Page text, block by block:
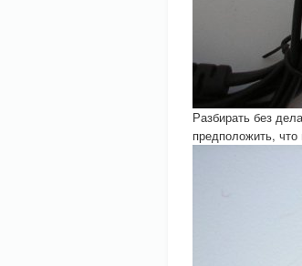
Разбирать без
предположить, что